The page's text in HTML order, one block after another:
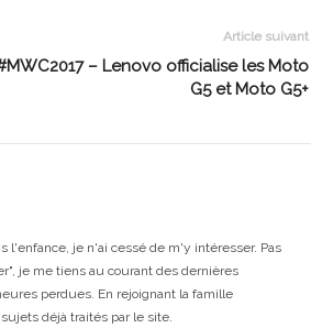
Article suivant
– Lenovo officialise les Moto
G5 et Moto G5+
l'enfance, je n'ai cessé de m'y intéresser. Pas
je me tiens au courant des dernières
perdues. En rejoignant la famille
déjà traités par le site.